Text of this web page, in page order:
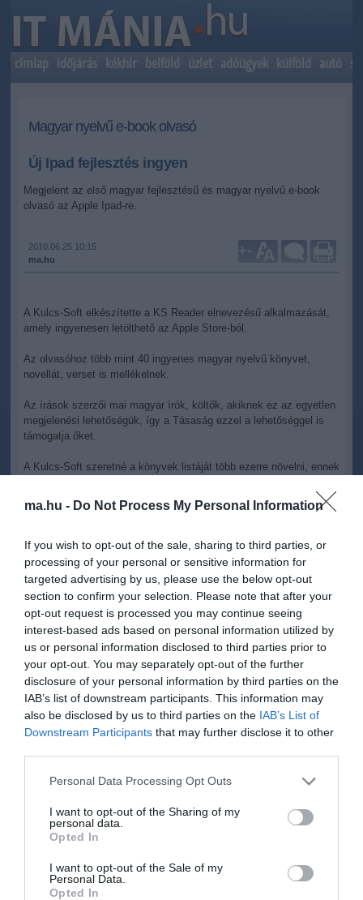
ma.hu - Do Not Process My Personal Information
If you wish to opt-out of the sale, sharing to third parties, or
processing of your personal or sensitive information for
targeted advertising by us, please use the below opt-out
section to confirm your selection. Please note that after your
opt-out request is processed you may continue seeing
interest-based ads based on personal information utilized by
us or personal information disclosed to third parties prior to
your opt-out. You may separately opt-out of the further
disclosure of your personal information by third parties on the
IAB’s list of downstream participants. This information may
also be disclosed by us to third parties on the IAB’s List of
Downstream Participants that may further disclose it to other
Please note that this website/app uses one or more Google
not limited to your visit or usage behaviour. You may click to
grant or deny consent to Google and its third-party tags to
use your data for below specified purposes in below Google
consent section.
Personal Data Processing Opt Outs
I want to opt-out of the Sharing of my
personal data.
Opted In
I want to opt-out of the Sale of my
Personal Data.
Opted In
címlap időjárás kékhír belföld üzlet adóügyek külföld autó
Magyar nyelvű e-book olvasó
Új Ipad fejlesztés ingyen
Megjelent az első magyar fejlesztésű és magyar nyelvű e-book
olvasó az Apple Ipad-re.
2010.06.25 10:15
ma.hu
+-
A Kulcs-Soft elkészítette a KS Reader elnevezésű alkalmazását,
amely ingyenesen letölthető az Apple Store-ból.
Az olvasóhoz több mint 40 ingyenes magyar nyelvű könyvet,
novellát, verset is mellékelnek.
Az írások szerzői mai magyar írók, költők, akiknek ez az egyetlen
megjelenési lehetőségük, így a Tásaság ezzel a lehetőséggel is
támogatja őket.
A Kulcs-Soft szeretné a könyvek listáját több ezerre növelni, ennek
A Társaság tervei szerint őszre elkészül az első digitális tankönyv
Kapcsolódó írások:
E-book-árháborúba kezdett az Amazon
Android operációs rendszerre fejleszt olvasót az Amazon
Amazon E-Book iPhone-ra
network nézeteit tükrözik. A szerkesztőség mindössze a hírek
- azok az olvasók személyes véleményét tartalmazzák.
Kérjük, kulturáltan, mások személyiségi jogainak és jó hírnevének